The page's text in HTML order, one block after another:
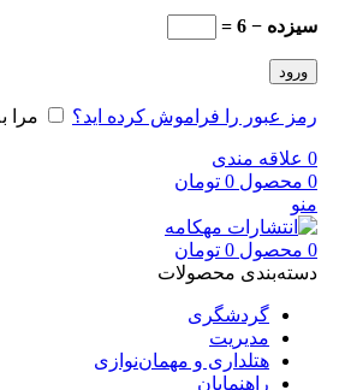
سیزده − 6 =
ورود
رمز عبور را فراموش کرده اید؟ مرا
0 علاقه مندی
0 محصول 0 تومان
منو
0 محصول 0 تومان
دسته‌بندی محصولات
گردشگری
مدیریت
هتلداری و مهمان‌نوازی
راهنمایان